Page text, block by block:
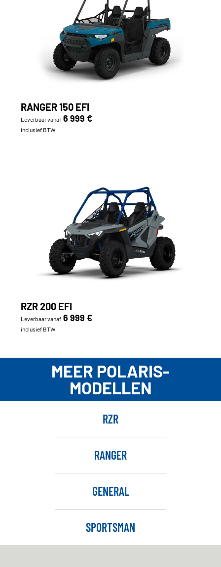
RANGER 150 EFI
Leverbaar vanaf 6 999 €
inclusief BTW
RZR 200 EFI
Leverbaar vanaf 6 999 €
inclusief BTW
MEER POLARIS-
MODELLEN
RZR
RANGER
GENERAL
SPORTSMAN